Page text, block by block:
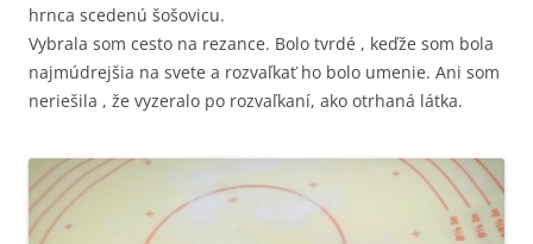
hrnca scedenú šošovicu.
Vybrala som cesto na rezance. Bolo tvrdé , keďže som bola
najmúdrejšia na svete a rozvaľkať ho bolo umenie. Ani som
neriešila , že vyzeralo po rozvaľkaní, ako otrhaná látka.